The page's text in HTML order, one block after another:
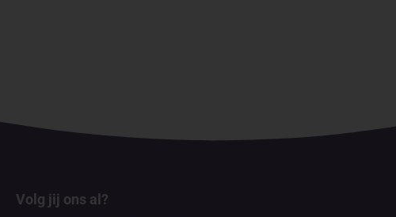
Volg jij ons al?